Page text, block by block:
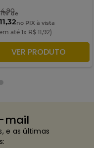
,90de
no PIX à vista
até 1x R$ 11,92)
ADICIONAR À SACOLA
VER PRODUTO
mail
e as últimas